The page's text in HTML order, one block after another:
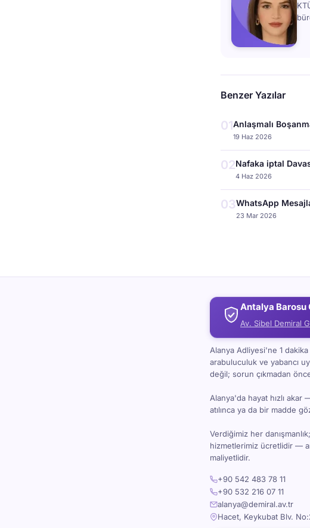
Benzer Yazılar
01Anlaşmalı
19 Haz 2026
02Nafaka iptal
4 Haz 2026
03WhatsApp
23 Mar 2026
Antalya Barosu
Av. Sibel Demiral
Alanya Adliyesi'ne 1
arabuluculuk ve yabancı
değil; sorun çıkmadan
Alanya'da hayat hızlı akar
atılınca ya da bir madde
Verdiğimiz her
hizmetlerimiz ücretlidir —
maliyetlidir.
+90 542 483 78 11
+90 532 216 07 11
alanya@demiral.av.tr
Hacet, Keykubat Blv.